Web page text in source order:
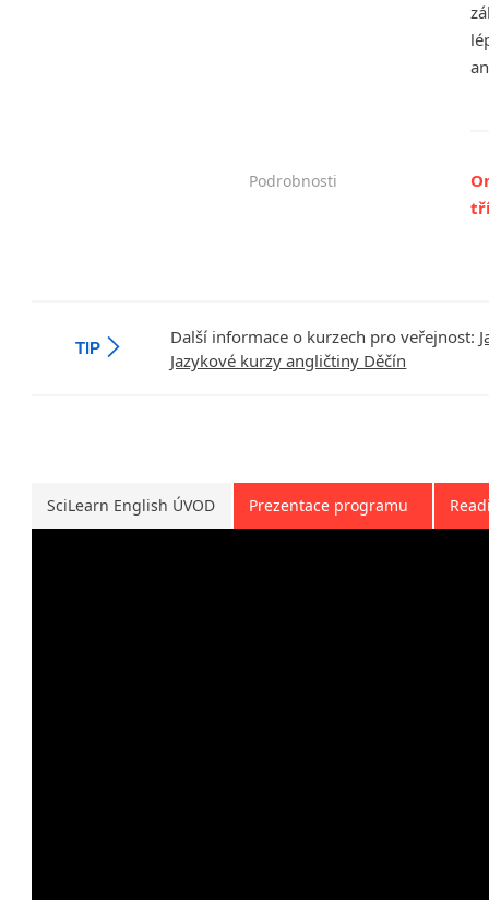
Podrobnosti
TIP
Další informace o kurzech pro veřejnost:
Jazykové kurzy angličtiny Děčín
SciLearn English ÚVOD Prezentace programu